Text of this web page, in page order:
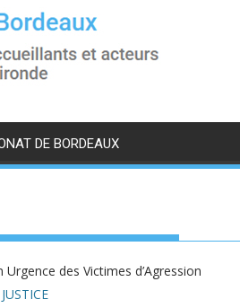
DE BORDEAUX
Urgence des Victimes d’Agression
JUSTICE